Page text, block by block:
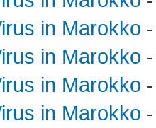
in Marokko
in Marokko
in Marokko
in Marokko